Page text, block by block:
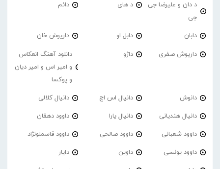
د دان و علیرضا جی
جی
د های دائم
دابان دابل او داریوش خان
داریوش صفری داژو
دانلود آهنگ انعکاس
و امیر اس و امیر دیان
و پوکسا
دانوش دانیال اس اچ دانیال کلالی
دانیال هندیانی دانیال یارا داوود دهقان
داوود شعبانی داوود صالحی داوود قاسملونژاد
داوود یونسی داوین دایار